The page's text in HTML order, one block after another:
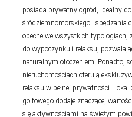
posiada prywatny ogród, idealny
śródziemnomorskiego i spędzania
obecne we wszystkich typologiach,
do wypoczynku i relaksu,
naturalnym otoczeniem. Ponadto,
nieruchomościach oferują
relaksu w pełnej prywatności.
golfowego dodaje znaczącej
się aktywnościami na świeżym